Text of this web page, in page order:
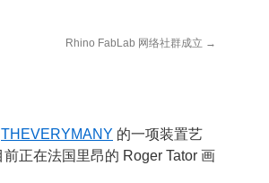
Rhino FabLab 网络社群成立 →
THEVERYMANY 的一项装置艺
正在法国里昂的 Roger Tator 画